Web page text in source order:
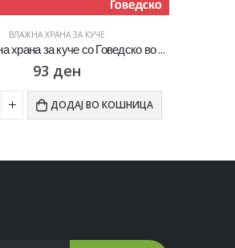
ВЛАЖНА ХРАНА ЗА КУЧЕ
Pedigree Junior Влажна храна за Кученца во раст [сет 30х Кесичка 100гр]
ден 1.188
ДОДАЈ ВО КОШНИЦА